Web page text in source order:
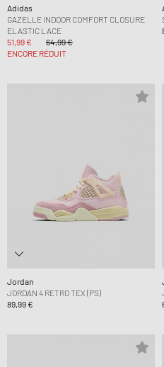
Adidas
GAZELLE INDOOR COMFORT CLOSURE
ELASTIC LACE
51,99 €
64,99 €
ENCORE RÉDUIT
Jordan
JORDAN 4 RETRO TEX (PS)
89,99 €